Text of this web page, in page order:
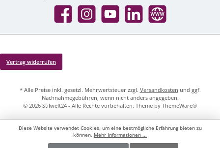
Facebook InstagramYouTube LinkedIn Website
Vertrag widerrufen
* Alle Preise inkl. gesetzl. Mehrwertsteuer zzgl. Versandkosten und ggf.
Nachnahmegebühren, wenn nicht anders angegeben.
© 2026 Stilwelt24 - Alle Rechte vorbehalten. Theme by ThemeWare®
Diese Website verwendet Cookies, um eine bestmögliche Erfahrung bieten zu
können. Mehr Informationen ...